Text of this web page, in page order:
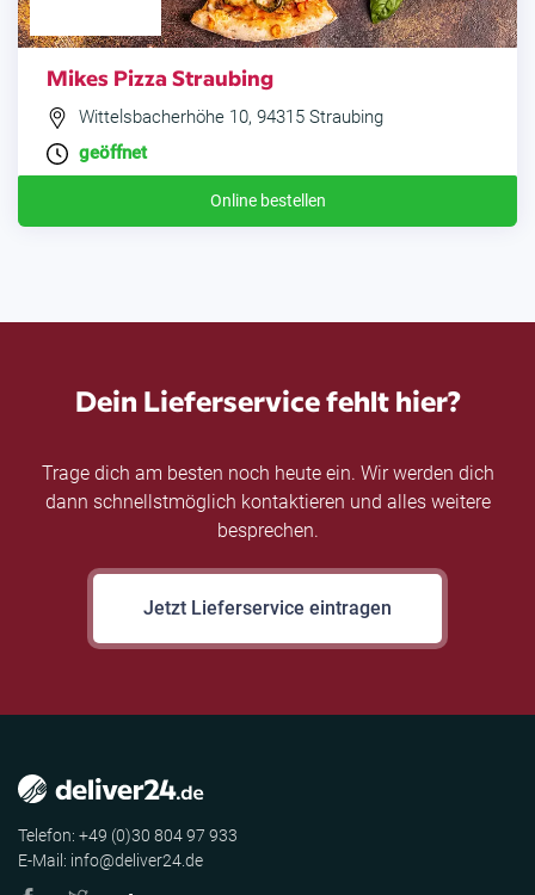
Mikes Pizza Straubing
Wittelsbacherhöhe 10, 94315 Straubing
geöffnet
Online bestellen
Dein Lieferservice fehlt hier?
Trage dich am besten noch heute ein. Wir werden dich
dann schnellstmöglich kontaktieren und alles weitere
besprechen.
Jetzt Lieferservice eintragen
Telefon: +49 (0)30 804 97 933
E-Mail: info@deliver24.de